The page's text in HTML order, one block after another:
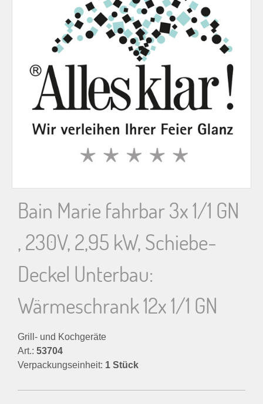
a
h
Bain Marie fahrbar 3x 1/1 GN
, 230V, 2,95 kW, Schiebe-
Deckel Unterbau:
Wärmeschrank 12x 1/1 GN
Grill- und Kochgeräte
Art.: 53704
Verpackungseinheit: 1 Stück